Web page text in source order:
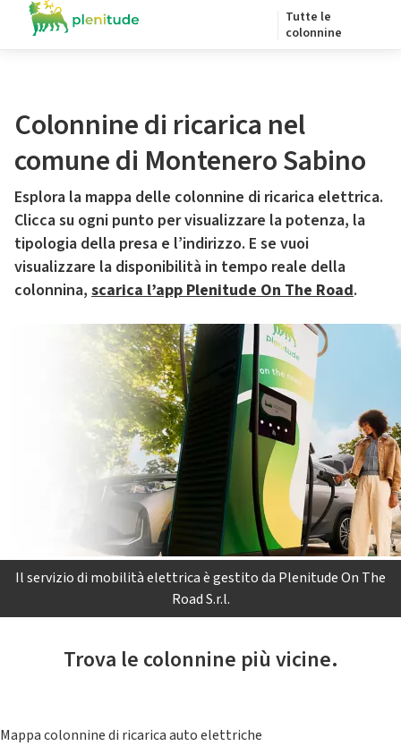
Tutte le
colonnine
Colonnine di ricarica nel
comune di Montenero Sabino
Esplora la mappa delle colonnine di ricarica elettrica.
Clicca su ogni punto per visualizzare la potenza, la
tipologia della presa e l’indirizzo. E se vuoi
visualizzare la disponibilità in tempo reale della
colonnina, scarica l’app Plenitude On The Road.
Il servizio di mobilità elettrica è gestito da Plenitude On The
Road S.r.l.
Trova le colonnine più vicine.
Mappa colonnine di ricarica auto elettriche